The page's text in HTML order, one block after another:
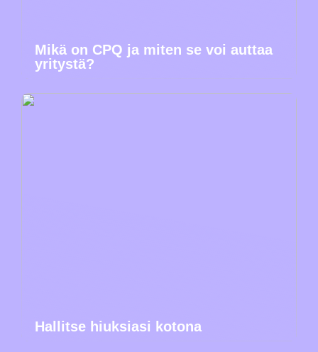
Mikä on CPQ ja miten se voi auttaa
yritystä?
Hallitse hiuksiasi kotona